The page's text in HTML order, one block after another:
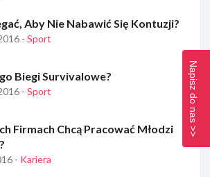
Aby Nie Nabawić Się Kontuzji?
- Sport
Biegi Survivalowe?
- Sport
Firmach Chcą Pracować Młodzi
- Kariera
Napisz do nas >>